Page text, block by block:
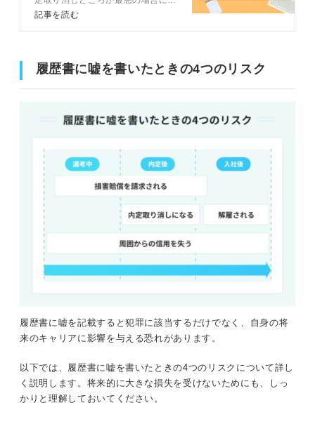
犯罪として立件されるケースも。採
向き合える就活の進め方が見つかり
ます。
記事を読む
履歴書に嘘を書いたときの4つのリスク
履歴書に嘘を記載すると犯罪に該当するだけでなく、自身の将
来のキャリアに影響を与える恐れがあります。
以下では、履歴書に嘘を書いたときの4つのリスクについて詳し
く説明します。将来的に大きな損失を受けないためにも、しっ
かりと理解しておいてください。